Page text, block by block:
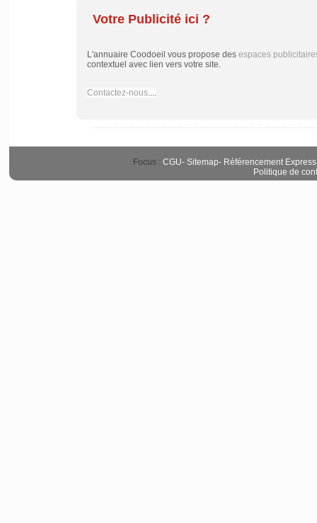
Votre Publicité ici ?
L'annuaire Coodoeil vous propose des espaces
contextuel avec lien vers votre site.
Contactez-nous....
Focus : CGU- Sitemap- Référencement Express
Politique de